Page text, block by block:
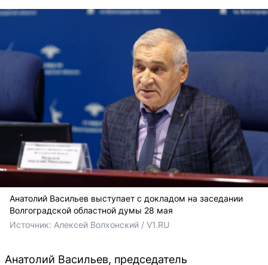
Анатолий Васильев выступает с докладом на заседании
Волгоградской областной думы 28 мая
Источник: Алексей Волхонский / V1.RU
Анатолий Васильев, председатель